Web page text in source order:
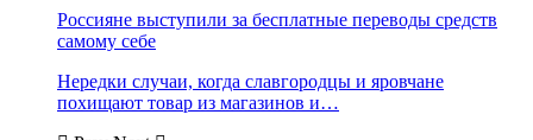
Россияне выступили за бесплатные переводы средств
самому себе
Нередки случаи, когда славгородцы и яровчане
похищают товар из магазинов и…